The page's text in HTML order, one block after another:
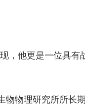
，他更是一位具有
物物理研究所所长